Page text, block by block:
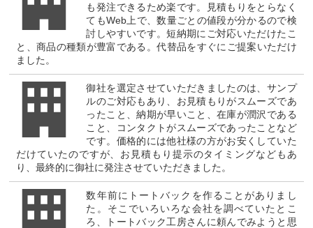
も発注できるため楽です。見積もりをとらなく
てもWeb上で、数量ごとの値段が分かるので検
討しやすいです。短納期にご対応いただけたこ
と、商品の種類が豊富である。代替品をすぐにご提案いただけ
ました。
御社を選定させていただきましたのは、サンプ
ルのご対応もあり、お見積もりがスムーズであ
ったこと、納期が早いこと、在庫が潤沢である
こと、コンタクトがスムーズであったことなど
です。価格的には他社様の方がお安くしていた
だけていたのですが、お見積もり提示のタイミングなどもあ
り、最終的に御社に発注させていただきました。
数年前にトートバックを作ることがありまし
た。そこでいろいろな会社を調べていたとこ
ろ、トートバック工房さんに頼んでみようと思